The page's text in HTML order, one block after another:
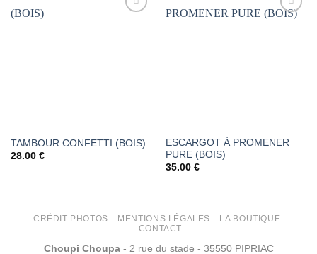
TAMBOUR CONFETTI (BOIS)
28.00 €
ESCARGOT À PROMENER
PURE (BOIS)
35.00 €
CRÉDIT PHOTOS MENTIONS LÉGALES
LA BOUTIQUE
CONTACT
Choupi Choupa- 2 rue du stade - 35550 PIPRIAC